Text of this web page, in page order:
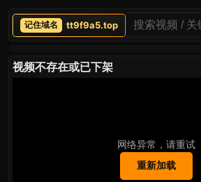
tt9f9a5.top
视频不存在或已下架
网络异常，请重试
重新加载